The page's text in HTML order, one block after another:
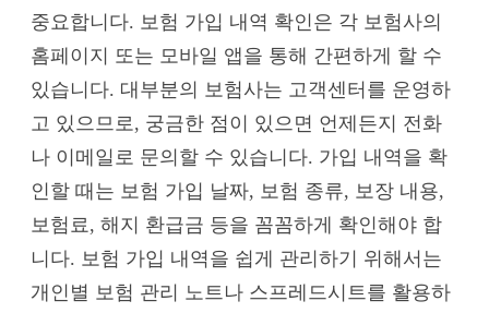
중요합니다. 보험 가입 내역 확인은 각 보험사의
홈페이지 또는 모바일 앱을 통해 간편하게 할 수
있습니다. 대부분의 보험사는 고객센터를 운영하
고 있으므로, 궁금한 점이 있으면 언제든지 전화
나 이메일로 문의할 수 있습니다. 가입 내역을 확
인할 때는 보험 가입 날짜, 보험 종류, 보장 내용,
보험료, 해지 환급금 등을 꼼꼼하게 확인해야 합
니다. 보험 가입 내역을 쉽게 관리하기 위해서는
개인별 보험 관리 노트나 스프레드시트를 활용하